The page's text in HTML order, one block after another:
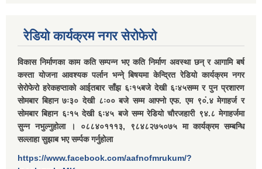
रेडियो कार्यक्रम नगर सेरोफेरो
विकास निर्माणका काम कति सम्पन्न भए कति निर्माण अवस्था छन् र आगामि बर्ष
कस्ता योजना आवश्यक पर्लान भन्ने् बिषयमा केन्द्रित रेडियो कार्यक्रम नगर
सेरोफेरो हरेकहप्ताको आईतबार साँझ ६ः१५बजे देखी ६ः४५सम्म र पुन प्रशारण
सोमबार बिहान ७ः३० देखी ८ः०० बजे सम्म आफ्नो एफ. एम ९०ं.४ मेगाहर्ज र
सोमबार बिहान ६ः१५ देखी ६ः४५ बजे सम्म रेडियो चौरजहारी ९४.८ मेगाहर्जमा
सुन्न नभुल्नुहोला । ०८८४०१११३, ९८४८२७५०७५ मा कार्यक्रम सम्बन्धि
सल्लाहा सुझाब भए सर्म्पक गर्नुहोला
https://www.facebook.com/aafnofmrukum/?